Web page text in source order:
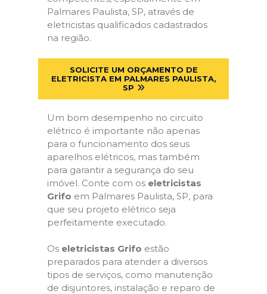
Palmares Paulista, SP, através de
eletricistas qualificados cadastrados
na região.
SOLICITE UM ORÇAMENTO DE
ELETRICISTA EM PALMARES PAULISTA,
SP
Um bom desempenho no circuito
elétrico é importante não apenas
para o funcionamento dos seus
aparelhos elétricos, mas também
para garantir a segurança do seu
imóvel. Conte com os eletricistas
Grifo em Palmares Paulista, SP, para
que seu projeto elétrico seja
perfeitamente executado.
Os eletricistas Grifo estão
preparados para atender a diversos
tipos de serviços, como manutenção
de disjuntores, instalação e reparo de